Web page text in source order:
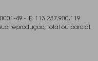
49 - IE: 113.237.900.119
reprodução, total ou parcial.